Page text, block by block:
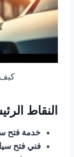
النقاط
خدمة فتح
فني فتح